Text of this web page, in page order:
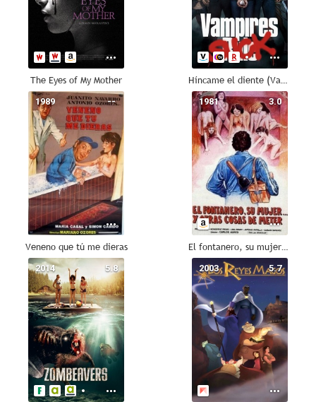
The Eyes of My Mother Híncame el diente (Vampires Suck)
--
1989
Veneno que tú me dieras
3.0
1981
El fontanero, su mujer, y otras cosas de meter...
5.8
2014 5.7
2003